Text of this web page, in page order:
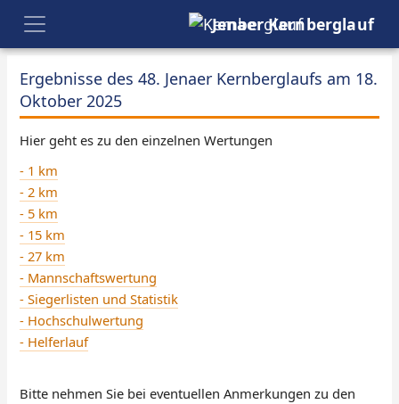
Jenaer Kernberglauf
Ergebnisse des 48. Jenaer Kernberglaufs am 18.
Oktober 2025
Hier geht es zu den einzelnen Wertungen
- 1 km
- 2 km
- 5 km
- 15 km
- 27 km
- Mannschaftswertung
- Siegerlisten und Statistik
- Hochschulwertung
- Helferlauf
Bitte nehmen Sie bei eventuellen Anmerkungen zu den